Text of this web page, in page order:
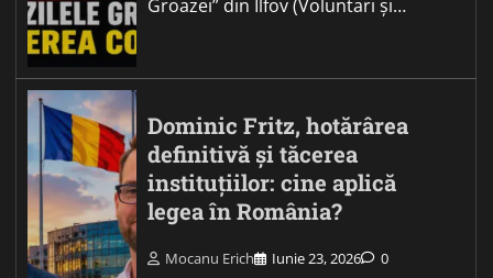
Groazei” din Ilfov (Voluntari și…
Dominic Fritz, hotărârea
definitivă și tăcerea
instituțiilor: cine aplică
legea în România?
Mocanu Erich Iunie 23, 2026 0